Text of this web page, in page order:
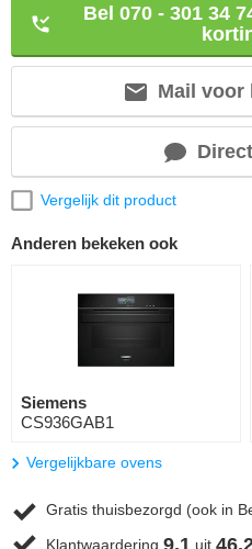
Bel 070 - 301 34
Mail
Vergelijk dit product
Anderen bekeken ook
Siemens
CS936GAB1
Vergelijkbare ovens
Gratis thuisbezorgd (ook in
Klantwaardering 9,1 uit